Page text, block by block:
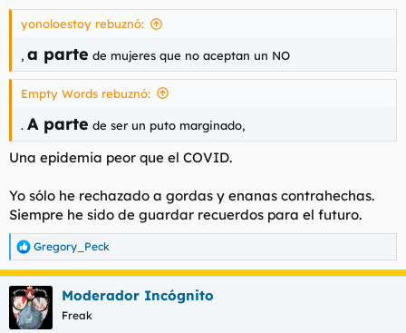
s
yonoloestoy rebuznó:
, a parte de mujeres que no aceptan un NO
Empty Words rebuznó:
. A parte de ser un puto marginado,
Una epidemia peor que el COVID.
Yo sólo he rechazado a gordas y enanas contrahechas.
Siempre he sido de guardar recuerdos para el futuro.
R
e
a
c
c
i
Gregory_Peck
Moderador Incógnito
Freak